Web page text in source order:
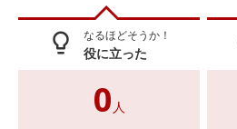
lightbulb_outline なるほどそうか！
役に立った
0 人